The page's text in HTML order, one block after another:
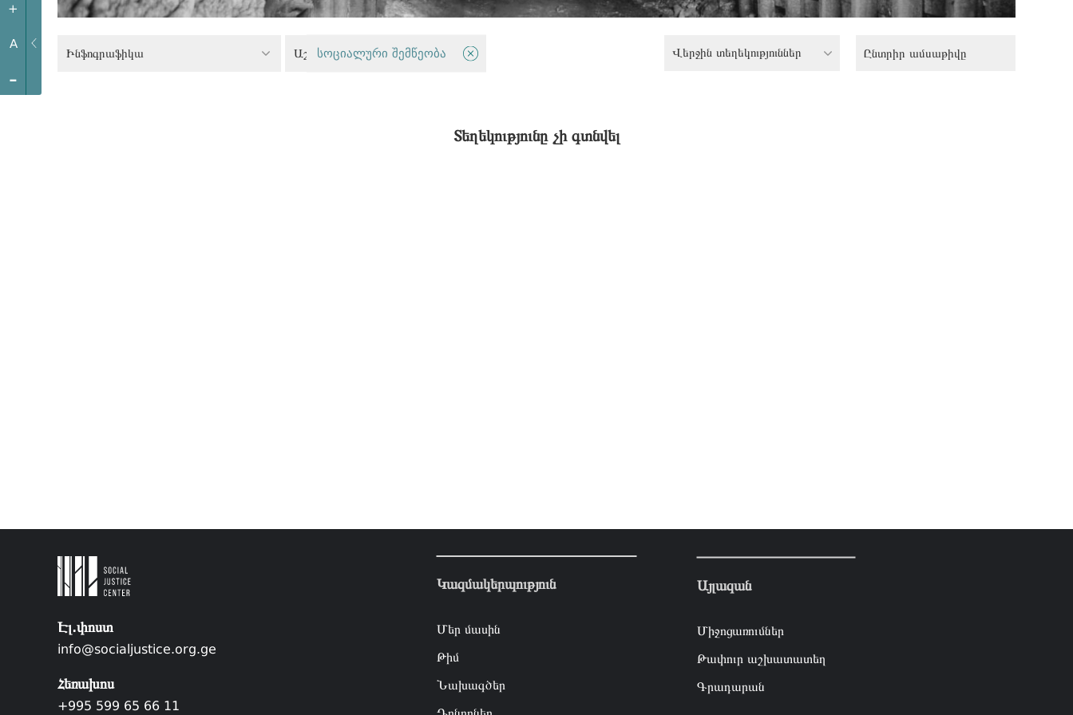
+
A
-
Ինֆոգրաֆիկա Աշխատանքային իրավունք
სოციალური შემწეობა Վերջին տեղեկություններ
Տեղեկությունը չի գտնվել
Էլ.փոստ
info@socialjustice.org.ge
Հեռախոս
+995 599 65 66 11
Կազմակերպություն
Մեր մասին
Թիմ
Նախագծեր
Այլազան
Միջոցառումներ
Թափուր աշխատատեղ
Գրադարան